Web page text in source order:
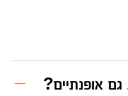
אופנתיים?